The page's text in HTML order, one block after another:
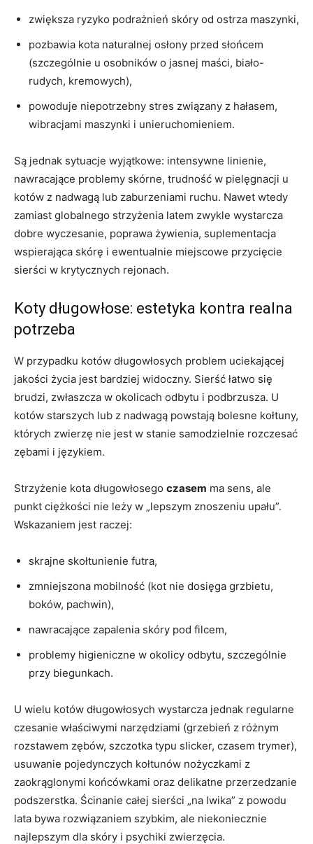
zwiększa ryzyko podrażnień skóry od ostrza maszynki,
pozbawia kota naturalnej osłony przed słońcem
(szczególnie u osobników o jasnej maści, biało-
rudych, kremowych),
powoduje niepotrzebny stres związany z hałasem,
wibracjami maszynki i unieruchomieniem.
Są jednak sytuacje wyjątkowe: intensywne linienie,
nawracające problemy skórne, trudność w pielęgnacji u
kotów z nadwagą lub zaburzeniami ruchu. Nawet wtedy
zamiast globalnego strzyżenia latem zwykle wystarcza
dobre wyczesanie, poprawa żywienia, suplementacja
wspierająca skórę i ewentualnie miejscowe przycięcie
sierści w krytycznych rejonach.
Koty długowłose: estetyka kontra realna
potrzeba
W przypadku kotów długowłosych problem uciekającej
jakości życia jest bardziej widoczny. Sierść łatwo się
brudzi, zwłaszcza w okolicach odbytu i podbrzusza. U
kotów starszych lub z nadwagą powstają bolesne kołtuny,
których zwierzę nie jest w stanie samodzielnie rozczesać
zębami i językiem.
Strzyżenie kota długowłosego czasem ma sens, ale
punkt ciężkości nie leży w „lepszym znoszeniu upału”.
Wskazaniem jest raczej:
skrajne skołtunienie futra,
zmniejszona mobilność (kot nie dosięga grzbietu,
boków, pachwin),
nawracające zapalenia skóry pod filcem,
problemy higieniczne w okolicy odbytu, szczególnie
przy biegunkach.
U wielu kotów długowłosych wystarcza jednak regularne
czesanie właściwymi narzędziami (grzebień z różnym
rozstawem zębów, szczotka typu slicker, czasem trymer),
usuwanie pojedynczych kołtunów nożyczkami z
zaokrąglonymi końcówkami oraz delikatne przerzedzanie
podszerstka. Ścinanie całej sierści „na lwika” z powodu
lata bywa rozwiązaniem szybkim, ale niekoniecznie
najlepszym dla skóry i psychiki zwierzęcia.